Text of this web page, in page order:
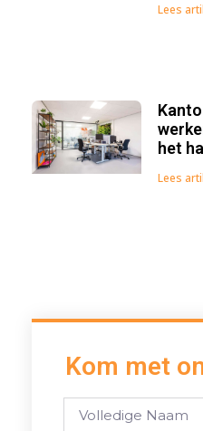
Lees
het
Lees
Kom met